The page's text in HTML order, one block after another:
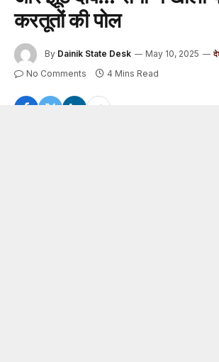
करतूतों की पोल
By Dainik State Desk May 10, 2025
No Comments 4 Mins Read